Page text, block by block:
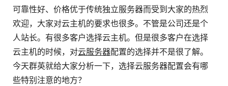
可靠性好、价格优于传统独立服务器而受到大家的热烈
欢迎，大家对云主机的要求也很多。不管是公司还是个
人站长。有很多客户选择云主机。但是很多客户在选择
云主机的时候，对云服务器配置的选择并不是很了解。
今天群英就给大家分析一下，选择云服务器配置会有哪
些特别注意的地方？